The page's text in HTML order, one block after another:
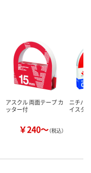
アスクル 両面テープ カ
ッター付
￥240～（税込）
ニチバ
イスタ